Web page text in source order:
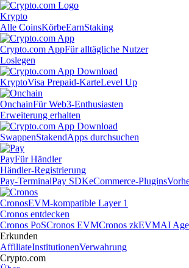
Krypto
Alle CoinsKörbeEarnStaking
Crypto.com AppFür alltägliche Nutzer
Loslegen
KryptoVisa Prepaid-KarteLevel Up
OnchainFür Web3-Enthusiasten
Erweiterung erhalten
SwappenStakendApps durchsuchen
PayFür Händler
Händler-Registrierung
Pay-TerminalPay SDKeCommerce-Plugins
CronosEVM-kompatible Layer 1
Cronos entdecken
Cronos PoSCronos EVMCronos zkEVMAI
Erkunden
AffiliateInstitutionenVerwahrung
Crypto.com